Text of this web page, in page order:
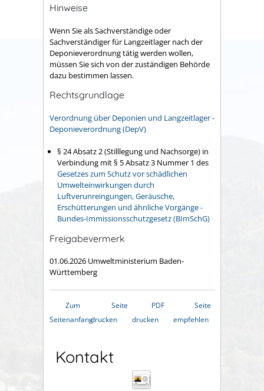
Hinweise
Wenn Sie als Sachverständige oder
Sachverständiger für Langzeitlager nach der
Deponieverordnung tätig werden wollen,
müssen Sie sich von der zuständigen Behörde
dazu bestimmen lassen.
Rechtsgrundlage
Verordnung über Deponien und Langzeitlager -
Deponieverordnung (DepV)
§ 24 Absatz 2 (Stilllegung und Nachsorge) in
Verbindung mit § 5 Absatz 3 Nummer 1 des
Gesetzes zum Schutz vor schädlichen
Umwelteinwirkungen durch
Luftverunreingungen, Geräusche,
Erschütterungen und ähnliche Vorgänge -
Bundes-Immissionsschutzgesetz (BImSchG)
Freigabevermerk
01.06.2026 Umweltministerium Baden-
Württemberg
Zum
Seitenanfang
Seite
drucken
PDF
drucken
Seite
empfehlen
Kontakt